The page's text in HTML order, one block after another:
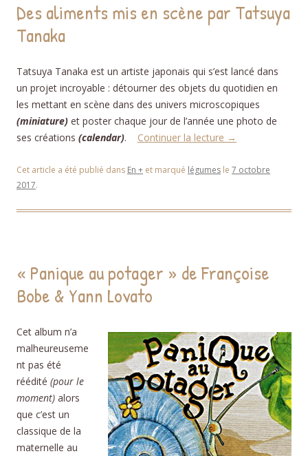
Des aliments mis en scène par Tatsuya
Tanaka
Tatsuya Tanaka est un artiste japonais qui s’est lancé dans
un projet incroyable : détourner des objets du quotidien en
les mettant en scène dans des univers microscopiques
(miniature) et poster chaque jour de l’année une photo de
ses créations (calendar). Continuer la lecture →
Cet article a été publié dans En + et marqué légumes le 7 octobre
2017.
« Panique au potager » de Françoise
Bobe & Yann Lovato
Cet album n’a
malheureuseme
nt pas été
réédité (pour le
moment) alors
que c’est un
classique de la
maternelle au